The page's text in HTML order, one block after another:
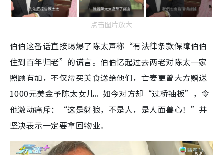
点击图片放大
伯伯这番话直接踢爆了陈太声称“有法律条款保障伯伯
住到百年归老”的谎言。伯伯忆起过去两老对陈太一家
照顾有加，不仅常买美食送给他们，亡妻更曾大方赠送
1000元美金予陈太女儿。如今对方却“过桥抽板”，令
他激动痛斥：“这是豺狼，不是人，是人面兽心！”并
坚决表示一定要拿回物业。